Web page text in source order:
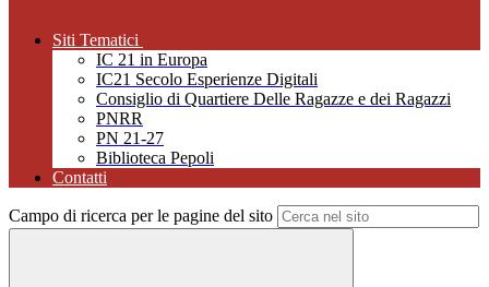
Siti Tematici
IC 21 in Europa
IC21 Secolo Esperienze Digitali
Consiglio di Quartiere Delle Ragazze e dei Ragazzi
PNRR
PN 21-27
Biblioteca Pepoli
Contatti
Campo di ricerca per le pagine del sito